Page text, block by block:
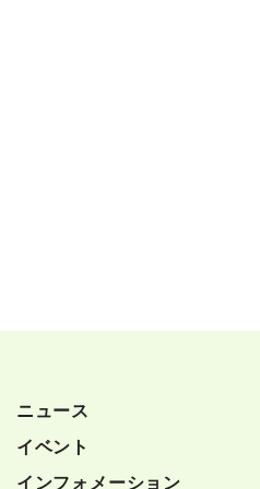
ニュース
イベント
インフォメーション